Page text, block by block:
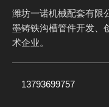
潍坊一诺机械配套有限
墨铸铁沟槽管件开发、
术企业。
13793699757